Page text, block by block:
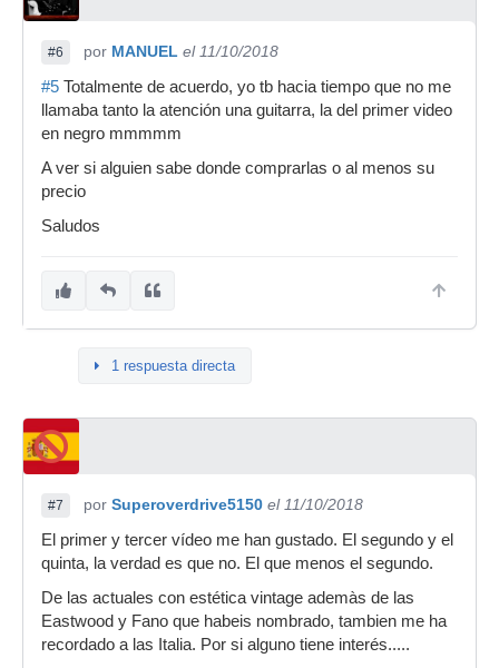
#6 por MANUEL el 11/10/2018
#5 Totalmente de acuerdo, yo tb hacia tiempo que no me
llamaba tanto la atención una guitarra, la del primer video
en negro mmmmm
A ver si alguien sabe donde comprarlas o al menos su
precio
Saludos
1 respuesta directa
#7 por Superoverdrive5150 el 11/10/2018
El primer y tercer vídeo me han gustado. El segundo y el
quinta, la verdad es que no. El que menos el segundo.
De las actuales con estética vintage ademàs de las
Eastwood y Fano que habeis nombrado, tambien me ha
recordado a las Italia. Por si alguno tiene interés.....